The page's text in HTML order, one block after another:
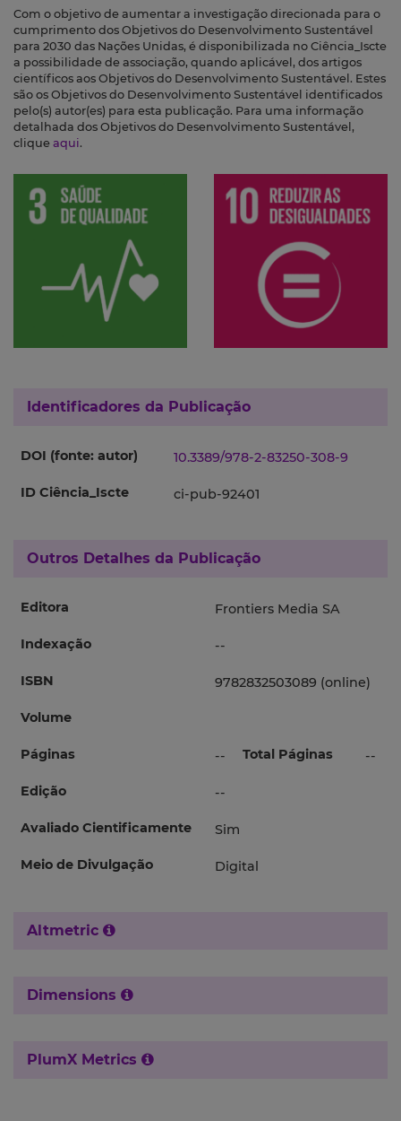
Com o objetivo de aumentar a investigação direcionada para o
cumprimento dos Objetivos do Desenvolvimento Sustentável
para 2030 das Nações Unidas, é disponibilizada no Ciência_Iscte
a possibilidade de associação, quando aplicável, dos artigos
científicos aos Objetivos do Desenvolvimento Sustentável. Estes
são os Objetivos do Desenvolvimento Sustentável identificados
pelo(s) autor(es) para esta publicação. Para uma informação
detalhada dos Objetivos do Desenvolvimento Sustentável,
clique aqui.
Identificadores da Publicação
DOI (fonte: autor) 10.3389/978-2-83250-308-9
ID Ciência_Iscte ci-pub-92401
Outros Detalhes da Publicação
Editora Frontiers Media SA
Indexação --
ISBN 9782832503089 (online)
Volume
Páginas -- Total Páginas --
Edição --
Avaliado Cientificamente Sim
Meio de Divulgação Digital
Altmetric
Dimensions
PlumX Metrics